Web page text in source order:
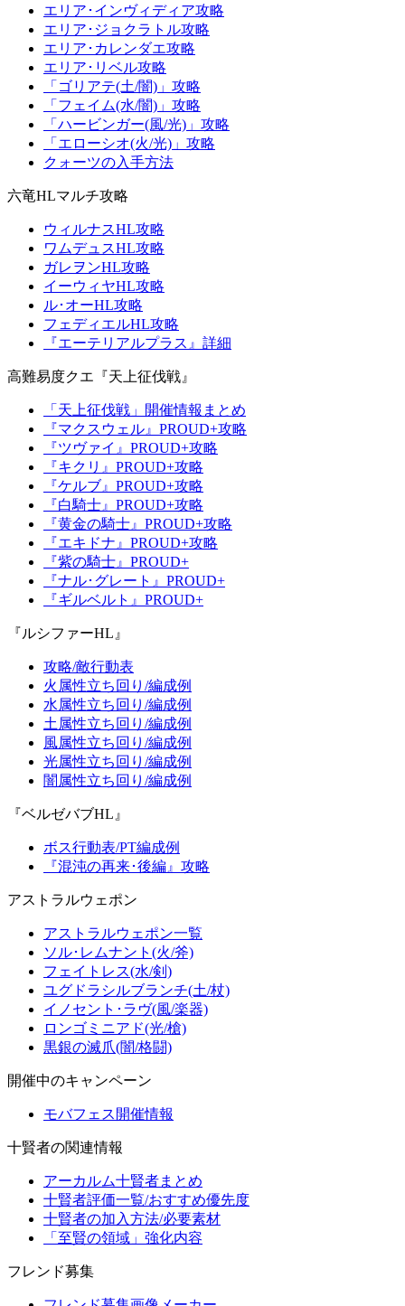
エリア･インヴィディア攻略
エリア･ジョクラトル攻略
エリア･カレンダエ攻略
エリア･リベル攻略
「ゴリアテ(土/闇)」攻略
「フェイム(水/闇)」攻略
「ハービンガー(風/光)」攻略
「エローシオ(火/光)」攻略
クォーツの入手方法
六竜HLマルチ攻略
ウィルナスHL攻略
ワムデュスHL攻略
ガレヲンHL攻略
イーウィヤHL攻略
ル･オーHL攻略
フェディエルHL攻略
『エーテリアルプラス』詳細
高難易度クエ『天上征伐戦』
「天上征伐戦」開催情報まとめ
『マクスウェル』PROUD+攻略
『ツヴァイ』PROUD+攻略
『キクリ』PROUD+攻略
『ケルブ』PROUD+攻略
『白騎士』PROUD+攻略
『黄金の騎士』PROUD+攻略
『エキドナ』PROUD+攻略
『紫の騎士』PROUD+
『ナル･グレート』PROUD+
『ギルベルト』PROUD+
『ルシファーHL』
攻略/敵行動表
火属性立ち回り/編成例
水属性立ち回り/編成例
土属性立ち回り/編成例
風属性立ち回り/編成例
光属性立ち回り/編成例
闇属性立ち回り/編成例
『ベルゼバブHL』
ボス行動表/PT編成例
『混沌の再来･後編』攻略
アストラルウェポン
アストラルウェポン一覧
ソル･レムナント(火/斧)
フェイトレス(水/剣)
ユグドラシルブランチ(土/杖)
イノセント･ラヴ(風/楽器)
ロンゴミニアド(光/槍)
黒銀の滅爪(闇/格闘)
開催中のキャンペーン
モバフェス開催情報
十賢者の関連情報
アーカルム十賢者まとめ
十賢者評価一覧/おすすめ優先度
十賢者の加入方法/必要素材
「至賢の領域」強化内容
フレンド募集